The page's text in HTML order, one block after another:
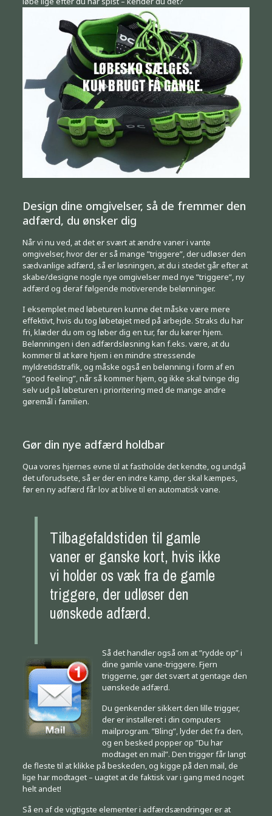
Design dine omgivelser, så de fremmer den
adfærd, du ønsker dig
Når vi nu ved, at det er svært at ændre vaner i vante
omgivelser, hvor der er så mange ”triggere”, der udløser den
sædvanlige adfærd, så er løsningen, at du i stedet går efter at
skabe/designe nogle nye omgivelser med nye ”triggere”, ny
adfærd og deraf følgende motiverende belønninger.
I eksemplet med løbeturen kunne det måske være mere
effektivt, hvis du tog løbetøjet med på arbejde. Straks du har
fri, klæder du om og løber dig en tur, før du kører hjem.
Belønningen i den adfærdsløsning kan f.eks. være, at du
kommer til at køre hjem i en mindre stressende
myldretidstrafik, og måske også en belønning i form af en
”good feeling”, når så kommer hjem, og ikke skal tvinge dig
selv ud på løbeturen i prioritering med de mange andre
gøremål i familien.
Gør din nye adfærd holdbar
Qua vores hjernes evne til at fastholde det kendte, og undgå
det uforudsete, så er der en indre kamp, der skal kæmpes,
før en ny adfærd får lov at blive til en automatisk vane.
Tilbagefaldstiden til gamle
vaner er ganske kort, hvis ikke
vi holder os væk fra de gamle
triggere, der udløser den
uønskede adfærd.
Så det handler også om at ”rydde op” i
dine gamle vane-triggere. Fjern
triggerne, gør det svært at gentage den
uønskede adfærd.
Du genkender sikkert den lille trigger,
der er installeret i din computers
mailprogram. ”Bling”, lyder det fra den,
og en besked popper op ”Du har
modtaget en mail”. Den trigger får langt
de fleste til at klikke på beskeden, og kigge på den mail, de
lige har modtaget – uagtet at de faktisk var i gang med noget
helt andet!
Så en af de vigtigste elementer i adfærdsændringer er at